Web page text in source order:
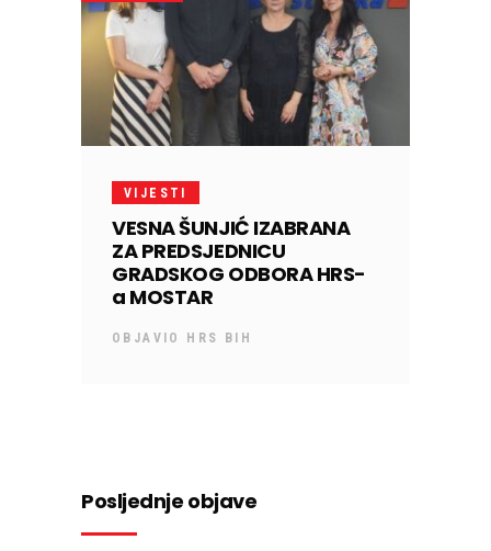
VIJESTI
VESNA ŠUNJIĆ IZABRANA
ZA PREDSJEDNICU
GRADSKOG ODBORA HRS-
a MOSTAR
OBJAVIO HRS BIH
Posljednje objave